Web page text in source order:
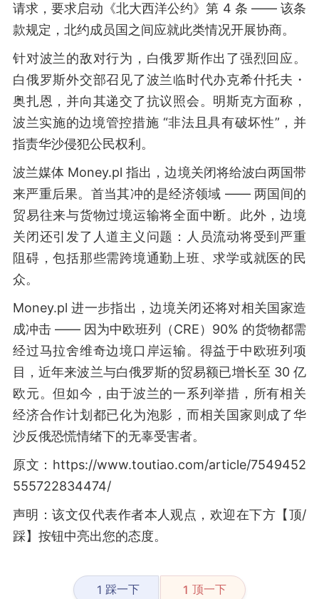
请求，要求启动《北大西洋公约》第 4 条 —— 该条
款规定，北约成员国之间应就此类情况开展协商。
针对波兰的敌对行为，白俄罗斯作出了强烈回应。
白俄罗斯外交部召见了波兰临时代办克希什托夫・
奥扎恩，并向其递交了抗议照会。明斯克方面称，
波兰实施的边境管控措施 “非法且具有破坏性”，并
指责华沙侵犯公民权利。
波兰媒体 Money.pl 指出，边境关闭将给波白两国带
来严重后果。首当其冲的是经济领域 —— 两国间的
贸易往来与货物过境运输将全面中断。此外，边境
关闭还引发了人道主义问题：人员流动将受到严重
阻碍，包括那些需跨境通勤上班、求学或就医的民
众。
Money.pl 进一步指出，边境关闭还将对相关国家造
成冲击 —— 因为中欧班列（CRE）90% 的货物都需
经过马拉舍维奇边境口岸运输。得益于中欧班列项
目，近年来波兰与白俄罗斯的贸易额已增长至 30 亿
欧元。但如今，由于波兰的一系列举措，所有相关
经济合作计划都已化为泡影，而相关国家则成了华
沙反俄恐慌情绪下的无辜受害者。
原文：https://www.toutiao.com/article/7549452
555722834474/
声明：该文仅代表作者本人观点，欢迎在下方【顶/
踩】按钮中亮出您的态度。
1 踩一下 1 顶一下